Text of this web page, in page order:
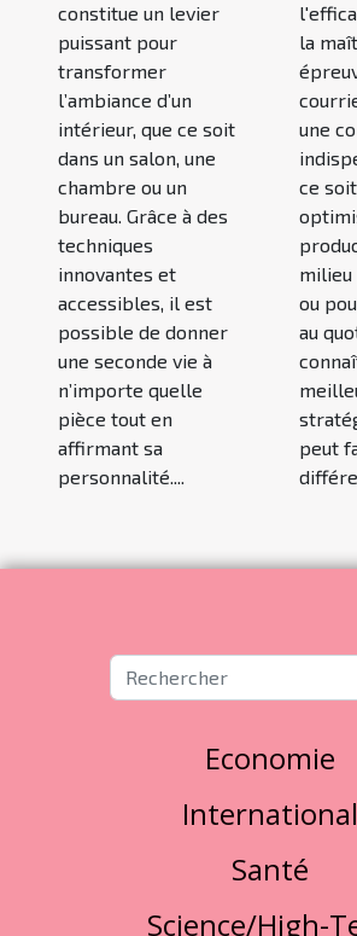
constitue un levier
puissant pour
transformer
l’ambiance d’un
intérieur, que ce soit
dans un salon, une
chambre ou un
bureau. Grâce à des
techniques
innovantes et
accessibles, il est
possible de donner
une seconde vie à
n’importe quelle
pièce tout en
affirmant sa
personnalité....
la
une
ce
ou
au
peut
Economie
International
Santé
Science/High-